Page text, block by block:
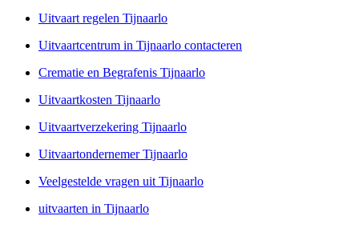
Uitvaart regelen Tijnaarlo
Uitvaartcentrum in Tijnaarlo contacteren
Crematie en Begrafenis Tijnaarlo
Uitvaartkosten Tijnaarlo
Uitvaartverzekering Tijnaarlo
Uitvaartondernemer Tijnaarlo
Veelgestelde vragen uit Tijnaarlo
uitvaarten in Tijnaarlo